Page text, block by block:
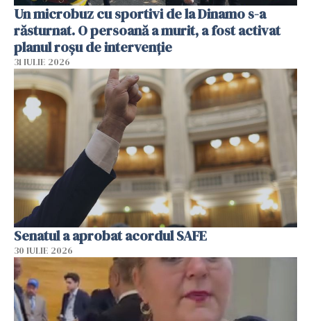
Un microbuz cu sportivi de la Dinamo s-a
răsturnat. O persoană a murit, a fost activat
planul roșu de intervenție
31 IULIE 2026
Senatul a aprobat acordul SAFE
30 IULIE 2026